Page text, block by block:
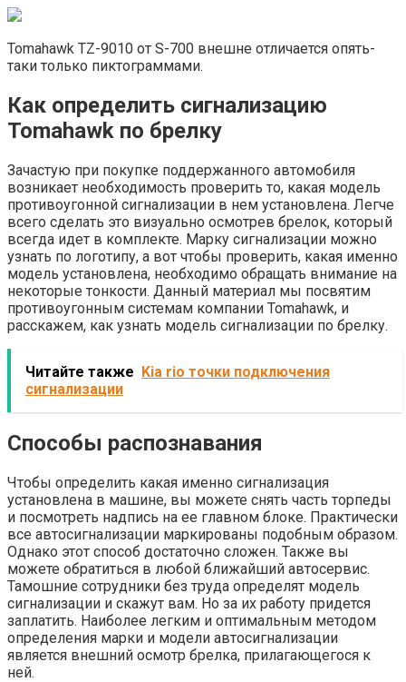
Tomahawk TZ-9010 от S-700 внешне отличается опять-
таки только пиктограммами.
Как определить сигнализацию
Tomahawk по брелку
Зачастую при покупке поддержанного автомобиля
возникает необходимость проверить то, какая модель
противоугонной сигнализации в нем установлена. Легче
всего сделать это визуально осмотрев брелок, который
всегда идет в комплекте. Марку сигнализации можно
узнать по логотипу, а вот чтобы проверить, какая именно
модель установлена, необходимо обращать внимание на
некоторые тонкости. Данный материал мы посвятим
противоугонным системам компании Tomahawk, и
расскажем, как узнать модель сигнализации по брелку.
Читайте также Kia rio точки подключения
сигнализации
Способы распознавания
Чтобы определить какая именно сигнализация
установлена в машине, вы можете снять часть торпеды
и посмотреть надпись на ее главном блоке. Практически
все автосигнализации маркированы подобным образом.
Однако этот способ достаточно сложен. Также вы
можете обратиться в любой ближайший автосервис.
Тамошние сотрудники без труда определят модель
сигнализации и скажут вам. Но за их работу придется
заплатить. Наиболее легким и оптимальным методом
определения марки и модели автосигнализации
является внешний осмотр брелка, прилагающегося к
ней.